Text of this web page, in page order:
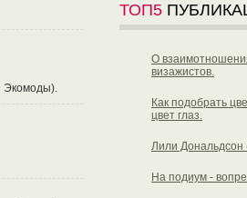
Экомоды).
ТОП5
О
визажистов.
Как подобрать
цвет глаз.
Лили Дональдсон
На подиум -